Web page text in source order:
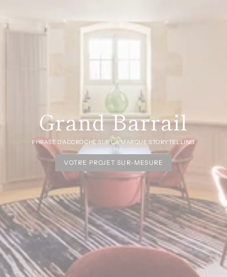
Grand Barrail
PHRASE D'ACCROCHE SUR LA MARQUE STORYTELLING
VOTRE PROJET SUR-MESURE